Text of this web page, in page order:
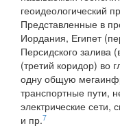
геоидеологический
Представленные в
Иордания, Египет
Персидского залива
(третий коридор) во
одну общую
транспортные пути,
электрические сети,
и пр.7